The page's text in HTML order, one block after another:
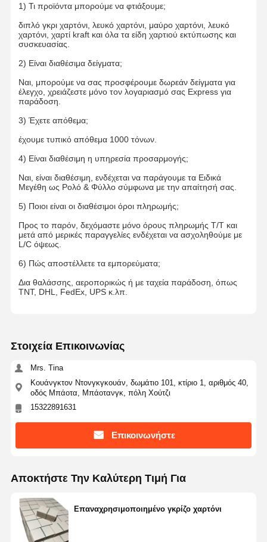
1) Τι προϊόντα μπορούμε να φτιάξουμε;
διπλό γκρι χαρτόνι, λευκό χαρτόνι, μαύρο χαρτόνι, λευκό
χαρτόνι, χαρτί kraft και όλα τα είδη χαρτιού εκτύπωσης και
συσκευασίας.
2) Είναι διαθέσιμα δείγματα;
Ναι, μπορούμε να σας προσφέρουμε δωρεάν δείγματα για
έλεγχο, χρειάζεστε μόνο τον λογαριασμό σας Express για
παράδοση.
3) Έχετε απόθεμα;
έχουμε τυπικό απόθεμα 1000 τόνων.
4) Είναι διαθέσιμη η υπηρεσία προσαρμογής;
Ναι, είναι διαθέσιμη, ενδέχεται να παράγουμε τα Ειδικά
Μεγέθη ως Ρολό & Φύλλο σύμφωνα με την απαίτησή σας.
5) Ποιοι είναι οι διαθέσιμοι όροι πληρωμής;
Προς το παρόν, δεχόμαστε μόνο όρους πληρωμής T/T και
μετά από μερικές παραγγελίες ενδέχεται να ασχοληθούμε με
L/C όψεως.
6) Πώς αποστέλλετε τα εμπορεύματα;
Δια θαλάσσης, αεροπορικώς ή με ταχεία παράδοση, όπως
TNT, DHL, FedEx, UPS κ.λπ.
Στοιχεία Επικοινωνίας
Mrs. Tina
Κουάνγκτον Ντονγκγκουάν, δωμάτιο 101, κτίριο 1, αριθμός 40,
οδός Μπάοτα, Μπάοτανγκ, πόλη Χούτζι
15322891631
Επικοινωνήστε
Αποκτήστε Την Καλύτερη Τιμή Για
Επαναχρησιμοποιημένο γκρίζο χαρτόνι